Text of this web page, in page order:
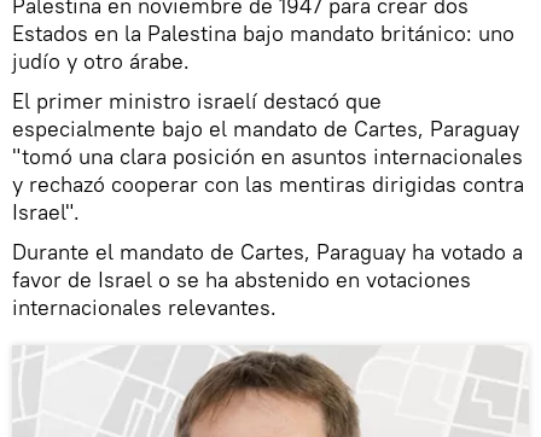
Estados en la Palestina bajo mandato británico: uno
judío y otro árabe.
El primer ministro israelí destacó que
especialmente bajo el mandato de Cartes, Paraguay
"tomó una clara posición en asuntos internacionales
y rechazó cooperar con las mentiras dirigidas contra
Israel".
Durante el mandato de Cartes, Paraguay ha votado a
favor de Israel o se ha abstenido en votaciones
internacionales relevantes.